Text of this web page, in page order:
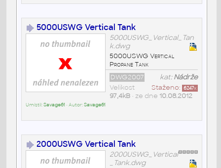
5000USWG Vertical Tank
5000USWG_Vertical_Tan
k.dwg
5000USWG Vertical
Propane Tank
kat:Nádrže
DWG2007
Staženo: 6247x
Velikost
97,4kB• ze dne 10.08.2012
Umístil:Savage61 • Autor:Savage61
2000USWG Vertical Tank
2000USWG_Vertical
_Tank.dwg